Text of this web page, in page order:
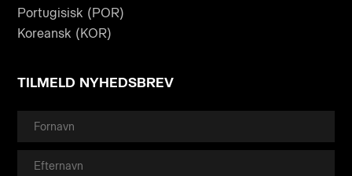
Portugisisk (POR)
Koreansk (KOR)
TILMELD NYHEDSBREV